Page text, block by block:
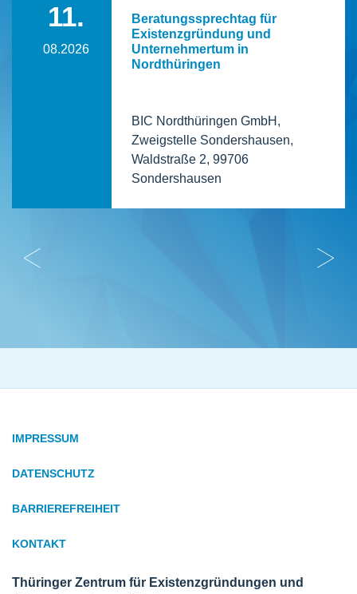
11.
08.2026
Beratungssprechtag für
Existenzgründung und
Unternehmertum in
Nordthüringen
BIC Nordthüringen GmbH,
Zweigstelle Sondershausen,
Waldstraße 2, 99706
Sondershausen
IMPRESSUM
DATENSCHUTZ
BARRIEREFREIHEIT
KONTAKT
Thüringer Zentrum für Existenzgründungen und